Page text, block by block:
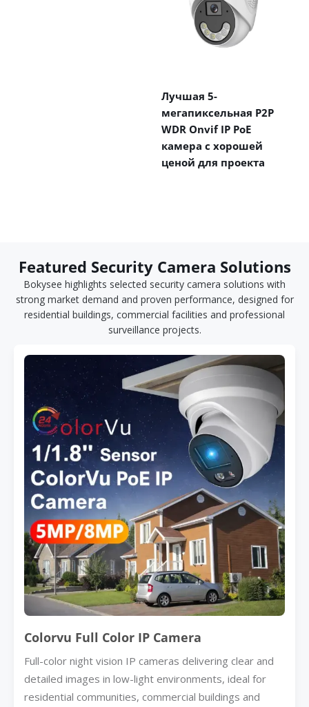
Лучшая 5-
мегапиксельная P2P
WDR Onvif IP PoE
камера с хорошей
ценой для проекта
Featured Security Camera Solutions
Bokysee highlights selected security camera solutions with
strong market demand and proven performance, designed for
residential buildings, commercial facilities and professional
surveillance projects.
Colorvu Full Color IP Camera
Full-color night vision IP cameras delivering clear and
detailed images in low-light environments, ideal for
residential communities, commercial buildings and